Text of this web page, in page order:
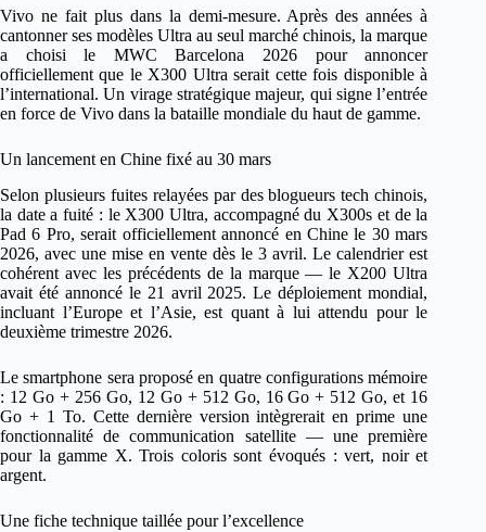
Vivo ne fait plus dans la demi-mesure. Après des années à
cantonner ses modèles Ultra au seul marché chinois, la marque
a choisi le MWC Barcelona 2026 pour annoncer
officiellement que le X300 Ultra serait cette fois disponible à
l’international. Un virage stratégique majeur, qui signe l’entrée
en force de Vivo dans la bataille mondiale du haut de gamme.
Un lancement en Chine fixé au 30 mars
Selon plusieurs fuites relayées par des blogueurs tech chinois,
la date a fuité : le X300 Ultra, accompagné du X300s et de la
Pad 6 Pro, serait officiellement annoncé en Chine le 30 mars
2026, avec une mise en vente dès le 3 avril. Le calendrier est
cohérent avec les précédents de la marque — le X200 Ultra
avait été annoncé le 21 avril 2025. Le déploiement mondial,
incluant l’Europe et l’Asie, est quant à lui attendu pour le
deuxième trimestre 2026.
Le smartphone sera proposé en quatre configurations mémoire
: 12 Go + 256 Go, 12 Go + 512 Go, 16 Go + 512 Go, et 16
Go + 1 To. Cette dernière version intègrerait en prime une
fonctionnalité de communication satellite — une première
pour la gamme X. Trois coloris sont évoqués : vert, noir et
argent.
Une fiche technique taillée pour l’excellence